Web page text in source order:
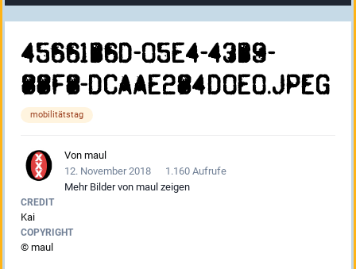
45661B6D-05E4-43B9-
88F8-DCAAE284D0E0.jpeg
mobilitätstag
Von maul
12. November 2018
1.160 Aufrufe
Mehr Bilder von maul zeigen
CREDIT
Kai
COPYRIGHT
© maul